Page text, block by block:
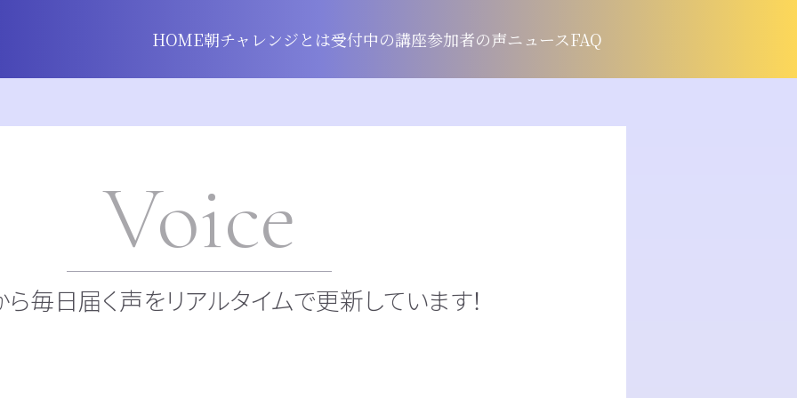
HOME朝チャレンジとは受付中の講座参加者の声ニュースFAQ
Voice
毎日届く声をリアルタイムで更新しています！